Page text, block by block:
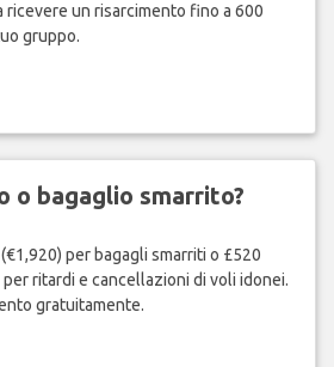
ricevere un risarcimento fino a 600
gruppo.
o bagaglio smarrito?
per bagagli smarriti o £520
ritardi e cancellazioni di voli idonei.
gratuitamente.